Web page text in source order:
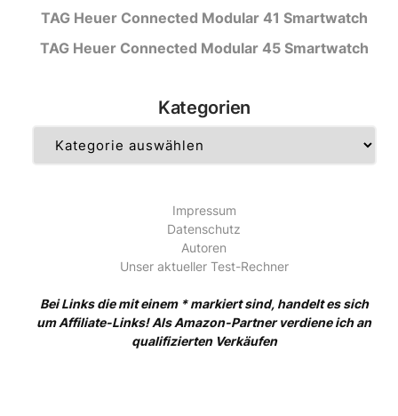
TAG Heuer Connected Modular 41 Smartwatch
TAG Heuer Connected Modular 45 Smartwatch
Kategorien
Impressum
Datenschutz
Autoren
Unser aktueller Test-Rechner
Bei Links die mit einem * markiert sind, handelt es sich
um Affiliate-Links! Als Amazon-Partner verdiene ich an
qualifizierten Verkäufen